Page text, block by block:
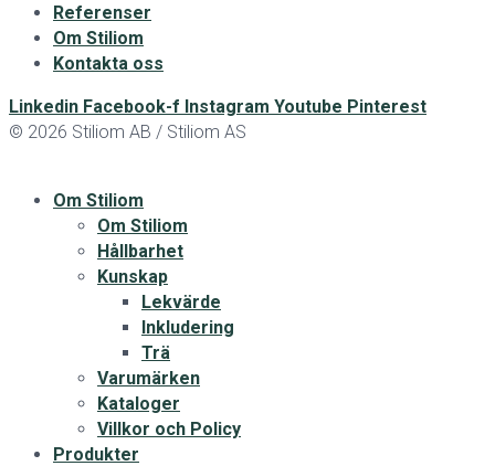
Referenser
Om Stiliom
Kontakta oss
Linkedin Facebook-f Instagram Youtube Pinterest
© 2026 Stiliom AB / Stiliom AS
Om Stiliom
Om Stiliom
Hållbarhet
Kunskap
Lekvärde
Inkludering
Trä
Varumärken
Kataloger
Villkor och Policy
Produkter